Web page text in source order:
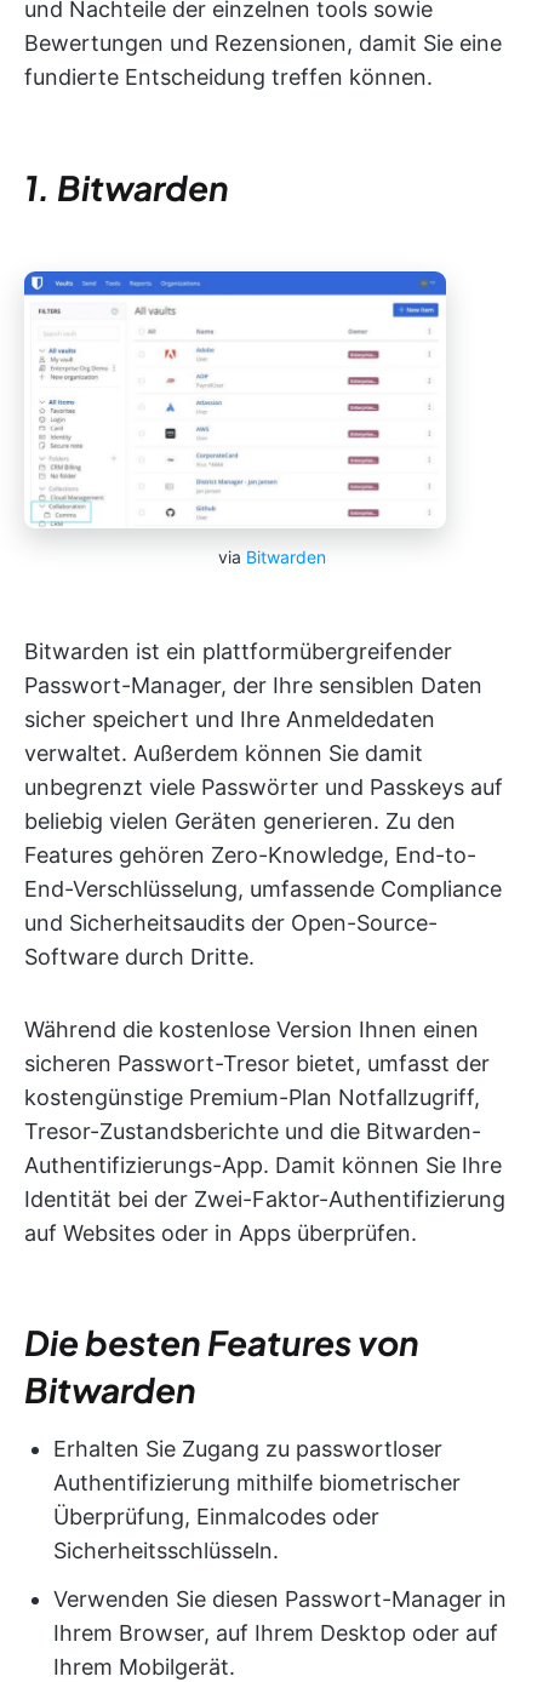
und Nachteile der einzelnen tools sowie
Bewertungen und Rezensionen, damit Sie eine
fundierte Entscheidung treffen können.
1. Bitwarden
via Bitwarden
Bitwarden ist ein plattformübergreifender
Passwort-Manager, der Ihre sensiblen Daten
sicher speichert und Ihre Anmeldedaten
verwaltet. Außerdem können Sie damit
unbegrenzt viele Passwörter und Passkeys auf
beliebig vielen Geräten generieren. Zu den
Features gehören Zero-Knowledge, End-to-
End-Verschlüsselung, umfassende Compliance
und Sicherheitsaudits der Open-Source-
Software durch Dritte.
Während die kostenlose Version Ihnen einen
sicheren Passwort-Tresor bietet, umfasst der
kostengünstige Premium-Plan Notfallzugriff,
Tresor-Zustandsberichte und die Bitwarden-
Authentifizierungs-App. Damit können Sie Ihre
Identität bei der Zwei-Faktor-Authentifizierung
auf Websites oder in Apps überprüfen.
Die besten Features von
Bitwarden
Erhalten Sie Zugang zu passwortloser
Authentifizierung mithilfe biometrischer
Überprüfung, Einmalcodes oder
Sicherheitsschlüsseln.
Verwenden Sie diesen Passwort-Manager in
Ihrem Browser, auf Ihrem Desktop oder auf
Ihrem Mobilgerät.